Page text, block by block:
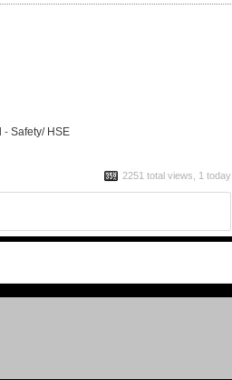
- Safety/ HSE
2251 total views, 1 today